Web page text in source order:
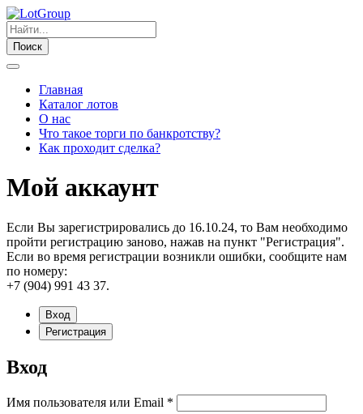
Поиск
Главная
Каталог лотов
О нас
Что такое торги по банкротству?
Как проходит сделка?
Мой аккаунт
Если Вы зарегистрировались до 16.10.24, то Вам необходимо
пройти регистрацию заново, нажав на пункт "Регистрация".
Если во время регистрации возникли ошибки, сообщите нам
по номеру:
+7 (904) 991 43 37.
Вход
Регистрация
Вход
Имя пользователя или Email *